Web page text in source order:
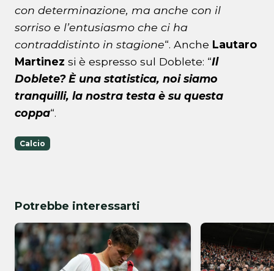
con determinazione, ma anche con il
sorriso e l’entusiasmo che ci ha
contraddistinto in stagione“. Anche Lautaro
Martinez si è espresso sul Doblete: “Il
Doblete? È una statistica, noi siamo
tranquilli, la nostra testa è su questa
coppa“.
Calcio
Potrebbe interessarti